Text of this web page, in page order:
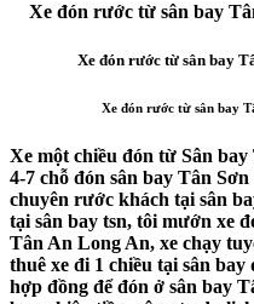
Xe đón rước từ sân bay
Xe đón rước từ sân bay
Xe đón rước từ sân bay
Xe một chiều đón từ Sân
4-7 chỗ đón sân bay Tân
chuyên rước khách tại sân
tại sân bay tsn, tôi mướn xe
Tân An Long An, xe chạy
thuê xe đi 1 chiều tại sân
hợp đồng để đón ở sân bay